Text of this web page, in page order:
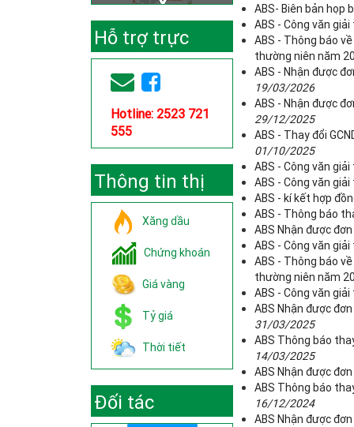
Hỗ trợ trực
tuyến
Hotline: 2523 721
555
Thông tin thị
trườngXăng dầu
Chứng khoán
Giá vàng
Tỷ giá
Thời tiết
Đối tác
ABS- Biên bản họp
ABS - Công văn
ABS - Thông báo
thường niên năm
ABS - Nhận được
19/03/2026
ABS - Nhận được
29/12/2025
ABS - Thay đổi
01/10/2025
ABS - Công văn
ABS - Công văn
ABS - kí kết hợp
ABS - Thông báo
ABS Nhận được
ABS - Công văn
ABS - Thông báo
thường niên năm
ABS - Công văn
ABS Nhận được
31/03/2025
ABS Thông báo
14/03/2025
ABS Nhận được
ABS Thông báo
16/12/2024
ABS Nhận được